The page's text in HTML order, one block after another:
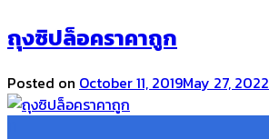
ถุงซิปล็อคราคาถูก
Posted on October 11, 2019May 27, 2022